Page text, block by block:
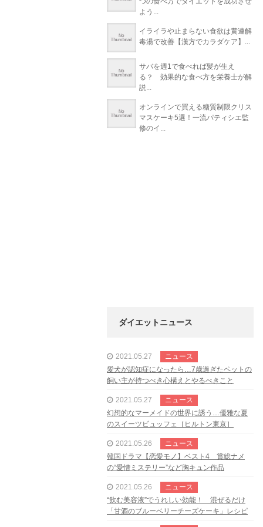
よう...
イライラや止まらない食欲は黄連解
毒湯で改善【漢方でカラダケア】...
サバを週1で食べれば髪が生え
る？ 効果的な食べ方を栄養士が解
説...
オンラインで買える糖質制限クリス
マスケーキ5選！一流パティシエ監
修のイ...
ダイエットニュース
2021.05.27
ニュース
愛犬が認知症になったら…7歳過ぎたペットの
飼い主が持つべき心構えとやるべきこと
2021.05.27
ニュース
幻想的なマーメイドの世界に誘う…優雅な夏
のスイーツビュッフェ［ヒルトン東京］
2021.05.26
ニュース
韓国ドラマ【恋愛モノ】ベスト4 賞総ナメ
の“愛憎ミステリー”など胸キュン作品
2021.05.26
ニュース
“飲む美容液”でうれしい効能！ 混ぜるだけ
「甘酒のブルーベリーチーズケーキ」レシピ